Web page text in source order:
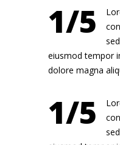
1/5
eiusmod tempor
dolore magna
1/5